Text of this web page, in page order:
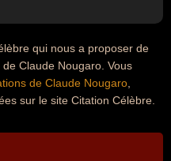
qui nous a proposer de
Claude Nougaro. Vous
de Claude Nougaro
sur le site Citation Célèbre.